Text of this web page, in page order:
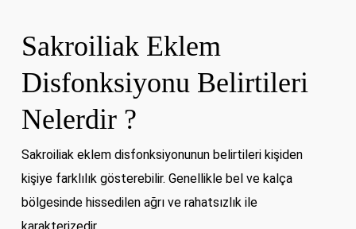
Sakroiliak Eklem
Disfonksiyonu Belirtileri
Nelerdir ?
Sakroiliak eklem disfonksiyonunun belirtileri kişiden
kişiye farklılık gösterebilir. Genellikle bel ve kalça
bölgesinde hissedilen ağrı ve rahatsızlık ile